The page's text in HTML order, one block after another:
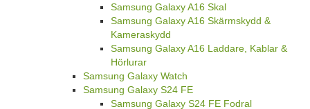
Samsung Galaxy A16 Skal
Samsung Galaxy A16 Skärmskydd &
Kameraskydd
Samsung Galaxy A16 Laddare, Kablar &
Hörlurar
Samsung Galaxy Watch
Samsung Galaxy S24 FE
Samsung Galaxy S24 FE Fodral